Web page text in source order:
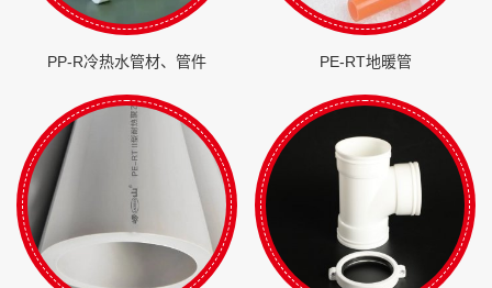
PP-R冷热水管材、管件 PE-RT地暖管